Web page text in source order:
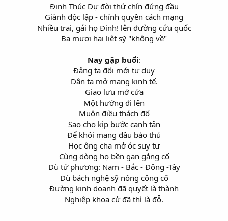
Đinh Thúc Dự đời thứ chín đứng đầu
Giành độc lập - chính quyền cách mạng
Nhiều trai, gái họ Đinh! lên đường cứu quốc
Ba mươi hai liệt sỹ "không về"
Nay gặp buổi:
Đảng ta đổi mới tư duy
Dân ta mở mang kinh tế.
Giao lưu mở cửa
Một hướng đi lên
Muôn điều thách đố
Sao cho kịp bước canh tân
Để khỏi mang đầu bảo thủ
Học ông cha mở óc suy tư
Cùng dòng họ bền gan gắng cố
Dù tứ phương: Nam - Bắc - Đông -Tây
Dù bách nghệ sỹ nông công cố
Đường kinh doanh đã quyết là thành
Nghiệp khoa cử đã thì là đỗ.